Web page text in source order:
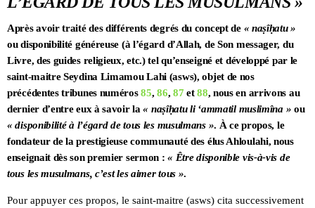
Après avoir traité des différents degrés du concept de « naṣîḥatu »
ou disponibilité généreuse (à l’égard d’Allah, de Son messager, du
Livre, des guides religieux, etc.) tel qu’enseigné et développé par le
saint-maitre Seydina Limamou Lahi (asws), objet de nos
précédentes tribunes numéros85,86, 87 et88, nous en arrivons au
dernier d’entre eux à savoir la« naṣîḥatu li ‘ammatil muslimîna » ou
« disponibilité à l’égard de tous les musulmans ». À ce propos, le
fondateur de la prestigieuse communauté des élus Ahloulahi, nous
enseignait dès son premier sermon :« Être disponible vis-à-vis de
tous les musulmans, c’est les aimer tous ».
Pour appuyer ces propos, le saint-maitre (asws) cita successivement